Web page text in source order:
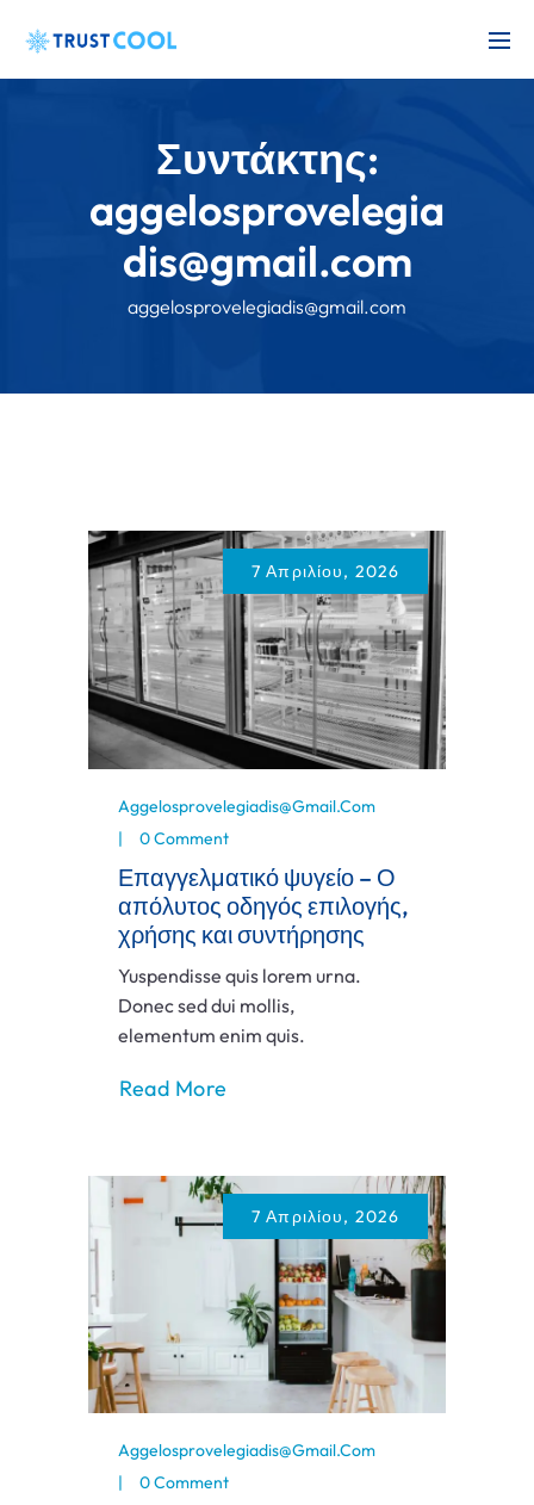
Συντάκτης:
aggelosprovelegia
dis@gmail.com
aggelosprovelegiadis@gmail.com
7 Απριλίου, 2026
Aggelosprovelegiadis@gmail.com
0 Comment
Επαγγελματικό ψυγείο – Ο
απόλυτος οδηγός επιλογής,
χρήσης και συντήρησης
Yuspendisse quis lorem urna.
Donec sed dui mollis,
elementum enim quis.
Read More
7 Απριλίου, 2026
Aggelosprovelegiadis@gmail.com
0 Comment